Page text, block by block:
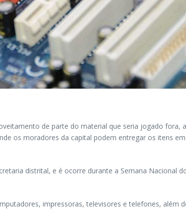
de parte do material que seria jogado fora,
os moradores da capital podem entregar os itens
distrital, e é ocorre durante a Semana Nacional
impressoras, televisores e telefones, além